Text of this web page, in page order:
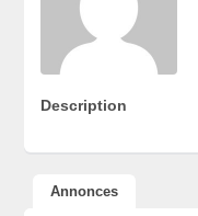
Description
Annonces